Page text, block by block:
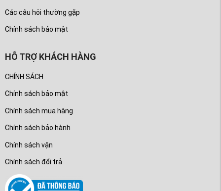
Các câu hỏi thường gặp
Chính sách bảo mật
HỖ TRỢ KHÁCH HÀNG
CHÍNH SÁCH
Chính sách bảo mật
Chính sách mua hàng
Chính sách bảo hành
Chính sách vận
Chính sách đổi trả